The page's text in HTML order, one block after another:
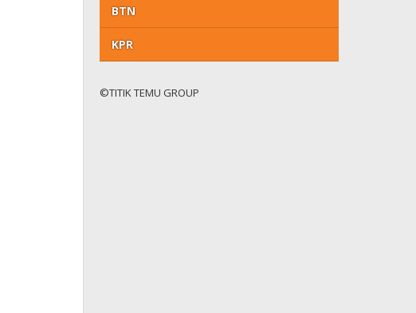
BTN
KPR
©TITIK TEMU GROUP